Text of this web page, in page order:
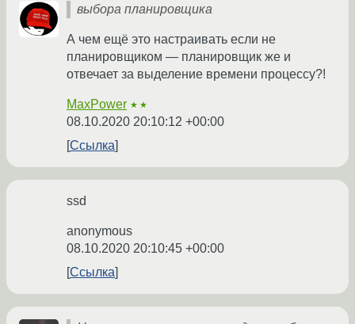
выбора планировщика
А чем ещё это настраивать если не
планировщиком — планировщик же и
отвечает за выделение времени процессу?!
MaxPower ★★
08.10.2020 20:10:12 +00:00
Ссылка
ssd
anonymous
08.10.2020 20:10:45 +00:00
Ссылка